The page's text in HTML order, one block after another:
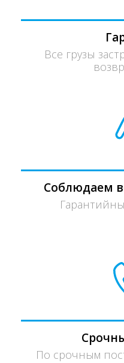
Все грузы
Соблюдаем
По срочным